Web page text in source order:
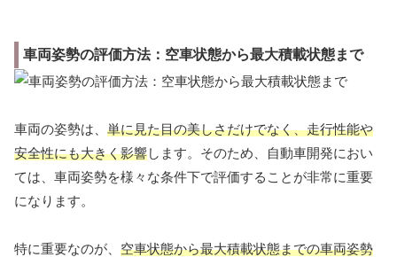
車両姿勢の評価方法：空車状態から最大積載状態まで
車両の姿勢は、 単に見た目の美しさだけでなく、走行性能や
安全性にも大きく影響します。そのため、自動車開発におい
ては、車両姿勢を様々な条件下で評価することが非常に重要
になります。
特に重要なのが、 空車状態から最大積載状態までの車両姿勢